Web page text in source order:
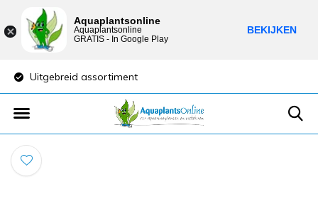
Uitgebreid assortiment
Aquaplantsonline
Aquaplantsonline
GRATIS - In Google Play
BEKIJKEN